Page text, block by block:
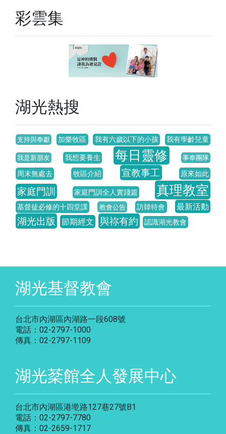
彩雲集
湖光熱搜
支持與奉獻 加樂牧區 我有六歲以下的小孩 我有學齡兒童
我是新朋友 我想要養生 每日靈修 事奉團隊
周末無處去 牧區介紹 宣教事工 原來如此
家庭門訓 家庭門訓全人實踐篇 真理教室
基督徒必修的十四堂課 教會公告 訪韓特會 最新活動
湖光出版 節期經文 與祢有約 認識湖光教會
湖光基督教會
台北市內湖區內湖路一段608號
電話：02-2797-1000
傳真：02-2797-1109
湖光棻館全人發展中心
台北市內湖區港墘路127巷27號B1
電話：02-2797-7780
傳真：02-2659-1717